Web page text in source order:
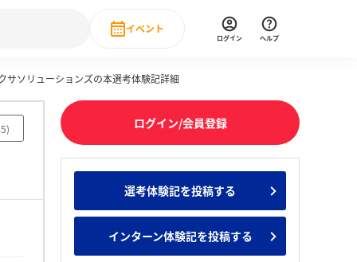
卒就職人気企業ランキング みんなのインターン人気企業ランキ
・DX現場社員インタビュー
イベント
Event
直近のイベント一覧
ログイン ヘルプ
サソリューションズの本選考体験記詳細
) ログイン/会員登録
選考体験記を投稿する
インターン体験記を投稿する